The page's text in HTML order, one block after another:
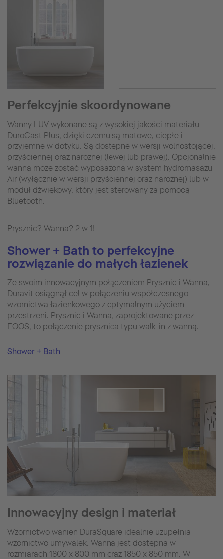
Perfekcyjnie skoordynowane
Wanny LUV wykonane są z wysokiej jakości materiału
DuroCast Plus, dzięki czemu są matowe, ciepłe i
przyjemne w dotyku. Są dostępne w wersji wolnostojącej,
przyściennej oraz narożnej (lewej lub prawej). Opcjonalnie
wanna może zostać wyposażona w system hydromasażu
Air (wyłącznie w wersji przyściennej oraz narożnej) lub w
moduł dźwiękowy, który jest sterowany za pomocą
Bluetooth.
Prysznic? Wanna? 2 w 1!
Shower + Bath to perfekcyjne
rozwiązanie do małych łazienek
Ze swoim innowacyjnym połączeniem Prysznic i Wanna,
Duravit osiągnął cel w połączeniu współczesnego
wzornictwa łazienkowego z optymalnym użyciem
przestrzeni. Prysznic i Wanna, zaprojektowane przez
EOOS, to połączenie prysznica typu walk-in z wanną.
Shower + Bath
Innowacyjny design i materiał
Wzornictwo wanien DuraSquare idealnie uzupełnia
wzornictwo umywalek. Wanna jest dostępna w
rozmiarach 1800 x 800 mm oraz 1850 x 850 mm. W